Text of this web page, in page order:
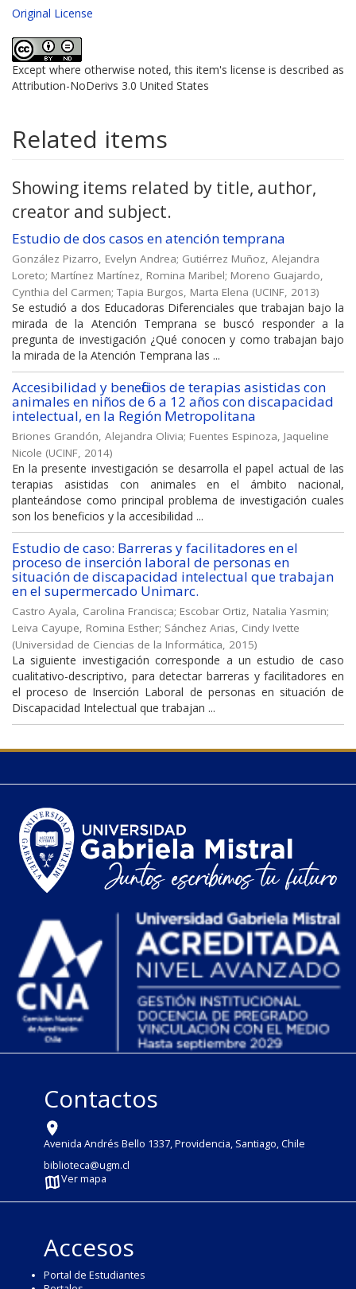
Original License
Except where otherwise noted, this item's license is described as
Attribution-NoDerivs 3.0 United States
Related items
Showing items related by title, author,
creator and subject.
Estudio de dos casos en atención temprana
González Pizarro, Evelyn Andrea; Gutiérrez Muñoz, Alejandra
Loreto; Martínez Martínez, Romina Maribel; Moreno Guajardo,
Cynthia del Carmen; Tapia Burgos, Marta Elena (UCINF, 2013)
Se estudió a dos Educadoras Diferenciales que trabajan bajo la
mirada de la Atención Temprana se buscó responder a la
pregunta de investigación ¿Qué conocen y como trabajan bajo
la mirada de la Atención Temprana las ...
Accesibilidad y beneficios de terapias asistidas con
animales en niños de 6 a 12 años con discapacidad
intelectual, en la Región Metropolitana
Briones Grandón, Alejandra Olivia; Fuentes Espinoza, Jaqueline
Nicole (UCINF, 2014)
En la presente investigación se desarrolla el papel actual de las
terapias asistidas con animales en el ámbito nacional,
planteándose como principal problema de investigación cuales
son los beneficios y la accesibilidad ...
Estudio de caso: Barreras y facilitadores en el
proceso de inserción laboral de personas en
situación de discapacidad intelectual que trabajan
en el supermercado Unimarc.
Castro Ayala, Carolina Francisca; Escobar Ortiz, Natalia Yasmin;
Leiva Cayupe, Romina Esther; Sánchez Arias, Cindy Ivette
(Universidad de Ciencias de la Informática, 2015)
La siguiente investigación corresponde a un estudio de caso
cualitativo-descriptivo, para detectar barreras y facilitadores en
el proceso de Inserción Laboral de personas en situación de
Discapacidad Intelectual que trabajan ...
Contactos
Avenida Andrés Bello 1337, Providencia, Santiago, Chile
biblioteca@ugm.cl
Ver mapa
Accesos
Portal de Estudiantes